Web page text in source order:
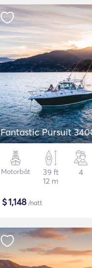
Fantastic Pursuit
Motorbåt
39 ft
12 m
4
$1,148/natt